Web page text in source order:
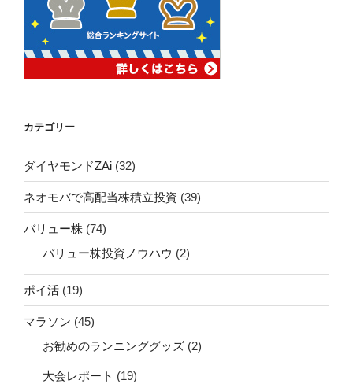
カテゴリー
ダイヤモンドZAi (32)
ネオモバで高配当株積立投資 (39)
バリュー株 (74)
バリュー株投資ノウハウ (2)
ポイ活 (19)
マラソン (45)
お勧めのランニンググッズ (2)
大会レポート (19)